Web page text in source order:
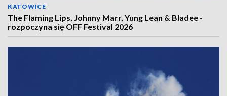
KATOWICE
The Flaming Lips, Johnny Marr, Yung Lean & Bladee -
rozpoczyna się OFF Festival 2026